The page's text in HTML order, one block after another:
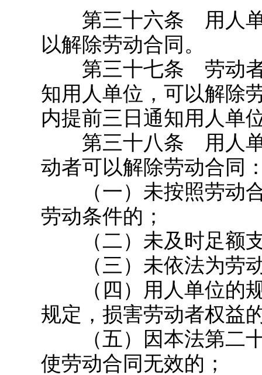
第三十六条 用人单
以解除劳动合同。
第三十七条 劳动者
知用人单位，可以解除
内提前三日通知用人单
第三十八条 用人单
动者可以解除劳动合同
（一）未按照劳动合
劳动条件的；
（二）未及时足额支
（三）未依法为劳动
（四）用人单位的规
规定，损害劳动者权益
（五）因本法第二十
使劳动合同无效的；